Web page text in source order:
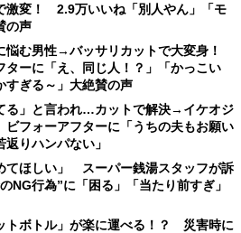
激変！ 2.9万いいね「別人やん」「モ
の声
悩む男性→バッサリカットで大変身！
ターに「え、同じ人！？」「かっこい
すぎる～」大絶賛の声
る」と言われ…カットで解決→イケオジ
フォーアフターに「うちの夫もお願い
返りハンパない」
てほしい」 スーパー銭湯スタッフが訴
NG行為”に「困る」「当たり前すぎ」
トボトル」が楽に運べる！？ 災害時に